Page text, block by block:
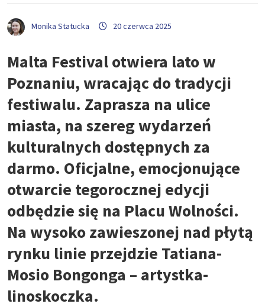
Monika Statucka 20 czerwca 2025
Malta Festival otwiera lato w
Poznaniu, wracając do tradycji
festiwalu. Zaprasza na ulice
miasta, na szereg wydarzeń
kulturalnych dostępnych za
darmo. Oficjalne, emocjonujące
otwarcie tegorocznej edycji
odbędzie się na Placu Wolności.
Na wysoko zawieszonej nad płytą
rynku linie przejdzie Tatiana-
Mosio Bongonga – artystka-
linoskoczka.